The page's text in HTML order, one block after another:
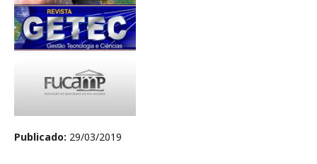
Publicado: 29/03/2019